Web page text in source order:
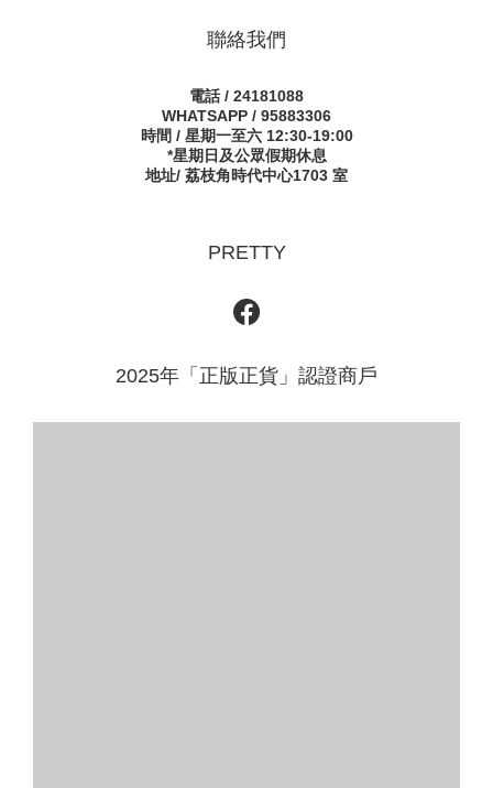
聯絡我們
電話 / 24181088
WHATSAPP / 95883306
時間 / 星期一至六 12:30-19:00
*星期日及公眾假期休息
地址/ 荔枝角時代中心1703 室
PRETTY
2025年「正版正貨」認證商戶